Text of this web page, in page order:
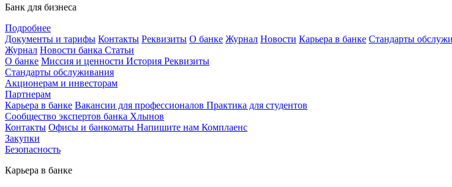
Банк для бизнеса
Подробнее
Документы и тарифы Контакты Реквизиты О банке Журнал Новости Карьера в банке Стандарты
Журнал Новости банка Статьи
О банке Миссия и ценности История Реквизиты
Стандарты обслуживания
Акционерам и инвесторам
Партнерам
Карьера в банке Вакансии для профессионалов Практика для студентов
Сообщество экспертов банка Хлынов
Контакты Офисы и банкоматы Напишите нам Комплаенс
Закупки
Безопасность
Карьера в банке